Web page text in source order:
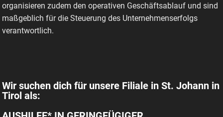
organisieren zudem den operativen Geschäftsablauf und sind
maßgeblich für die Steuerung des Unternehmenserfolgs
verantwortlich.
Wir suchen dich für unsere Filiale in St. Johann in
Tirol als: